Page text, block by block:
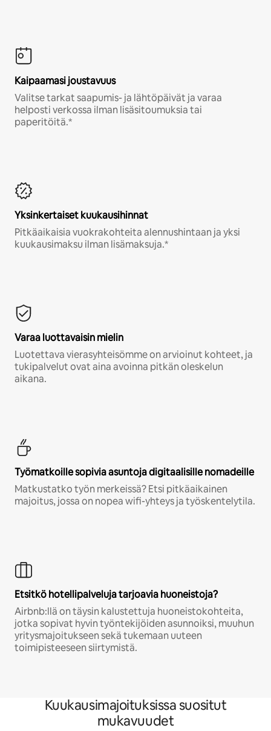
Kaipaamasi joustavuus
Valitse tarkat saapumis- ja lähtöpäivät ja varaa
helposti verkossa ilman lisäsitoumuksia tai
paperitöitä.*
Yksinkertaiset kuukausihinnat
Pitkäaikaisia vuokrakohteita alennushintaan ja yksi
kuukausimaksu ilman lisämaksuja.*
Varaa luottavaisin mielin
Luotettava vierasyhteisömme on arvioinut kohteet, ja
tukipalvelut ovat aina avoinna pitkän oleskelun
aikana.
Työmatkoille sopivia asuntoja digitaalisille nomadeille
Matkustatko työn merkeissä? Etsi pitkäaikainen
majoitus, jossa on nopea wifi-yhteys ja työskentelytila.
Etsitkö hotellipalveluja tarjoavia huoneistoja?
Airbnb:llä on täysin kalustettuja huoneistokohteita,
jotka sopivat hyvin työntekijöiden asunnoiksi, muuhun
yritysmajoitukseen sekä tukemaan uuteen
toimipisteeseen siirtymistä.
Kuukausimajoituksissa suositut
mukavuudet